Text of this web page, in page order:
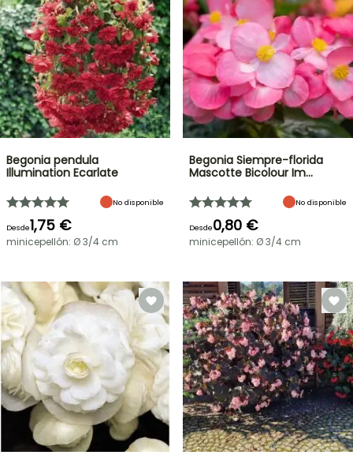
Begonia pendula
Illumination Ecarlate
No disponible
Desde1,75 €
minicepellón: Ø 3/4 cm
Begonia Siempre-florida
Mascotte Bicolour Im…
No disponible
Desde0,80 €
minicepellón: Ø 3/4 cm